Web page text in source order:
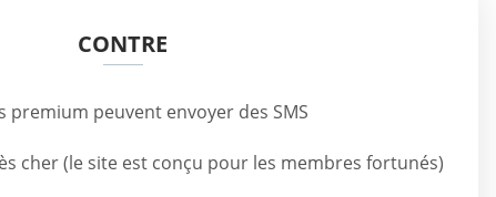
CONTRE
premium peuvent envoyer des SMS
cher (le site est conçu pour les membres fortunés)